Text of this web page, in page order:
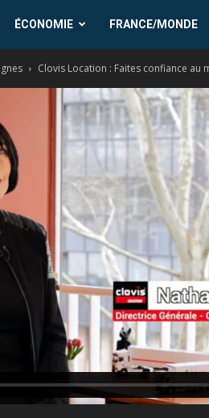
ÉCONOMIE FRANCE/MONDE
Clovis Location : Faites confiance au